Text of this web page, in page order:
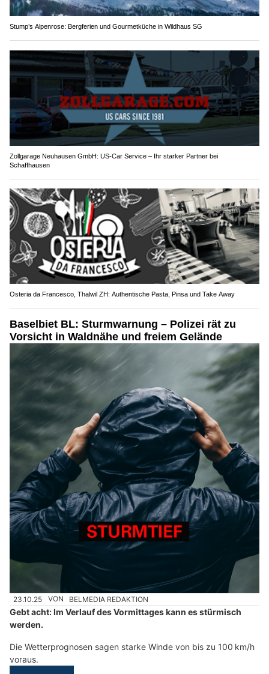
Stump’s Alpenrose: Bergferien und Gourmetküche in Wildhaus SG
Zollgarage Neuhausen GmbH: US-Car Service – Ihr starker Partner bei
Schaffhausen
Osteria da Francesco, Thalwil ZH: Authentische Pasta, Pinsa und Take Away
Baselbiet BL: Sturmwarnung – Polizei rät zu
Vorsicht in Waldnähe und freiem Gelände
23.10.25 VON BELMEDIA REDAKTION
Gebt acht: Im Verlauf des Vormittages kann es stürmisch
werden.
Die Wetterprognosen sagen starke Winde von bis zu 100 km/h
voraus.